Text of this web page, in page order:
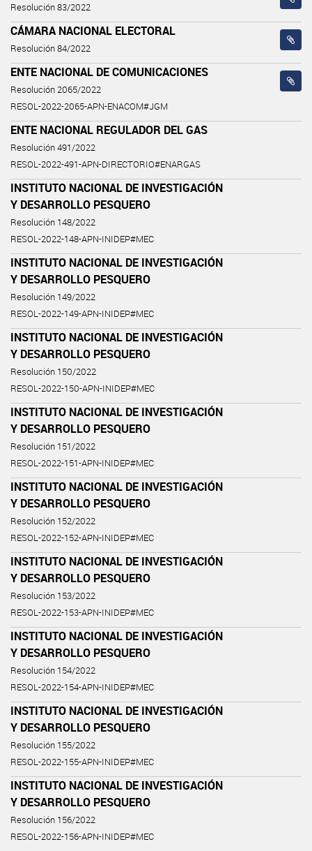
Resolución 83/2022
CÁMARA NACIONAL ELECTORAL
Resolución 84/2022
ENTE NACIONAL DE COMUNICACIONES
Resolución 2065/2022
RESOL-2022-2065-APN-ENACOM#JGM
ENTE NACIONAL REGULADOR DEL GAS
Resolución 491/2022
RESOL-2022-491-APN-DIRECTORIO#ENARGAS
INSTITUTO NACIONAL DE INVESTIGACIÓN
Y DESARROLLO PESQUERO
Resolución 148/2022
RESOL-2022-148-APN-INIDEP#MEC
INSTITUTO NACIONAL DE INVESTIGACIÓN
Y DESARROLLO PESQUERO
Resolución 149/2022
RESOL-2022-149-APN-INIDEP#MEC
INSTITUTO NACIONAL DE INVESTIGACIÓN
Y DESARROLLO PESQUERO
Resolución 150/2022
RESOL-2022-150-APN-INIDEP#MEC
INSTITUTO NACIONAL DE INVESTIGACIÓN
Y DESARROLLO PESQUERO
Resolución 151/2022
RESOL-2022-151-APN-INIDEP#MEC
INSTITUTO NACIONAL DE INVESTIGACIÓN
Y DESARROLLO PESQUERO
Resolución 152/2022
RESOL-2022-152-APN-INIDEP#MEC
INSTITUTO NACIONAL DE INVESTIGACIÓN
Y DESARROLLO PESQUERO
Resolución 153/2022
RESOL-2022-153-APN-INIDEP#MEC
INSTITUTO NACIONAL DE INVESTIGACIÓN
Y DESARROLLO PESQUERO
Resolución 154/2022
RESOL-2022-154-APN-INIDEP#MEC
INSTITUTO NACIONAL DE INVESTIGACIÓN
Y DESARROLLO PESQUERO
Resolución 155/2022
RESOL-2022-155-APN-INIDEP#MEC
INSTITUTO NACIONAL DE INVESTIGACIÓN
Y DESARROLLO PESQUERO
Resolución 156/2022
RESOL-2022-156-APN-INIDEP#MEC